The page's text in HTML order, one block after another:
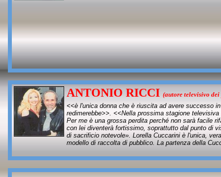
ANTONIO RICCI (autore televisivo
<<è l'unica donna che è riuscita ad avere successo
redimerebbe>>. <<Nella prossima stagione
Per me è una grossa perdita perché non sarà facile
con lei diventerà fortissimo, soprattutto dal punto di
di sacrificio notevole». Lorella Cuccarini è l'unica,
modello di raccolta di pubblico. La partenza della